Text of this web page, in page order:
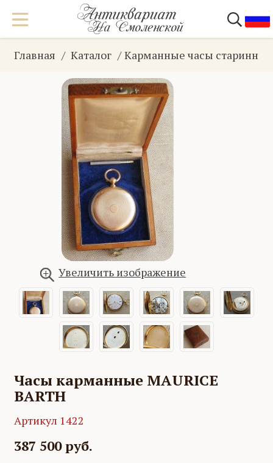
Главная Каталог Карманные часы старинные
Увеличить изображение
Часы карманные MAURICE
BARTH
Артикул 1422
387 500 руб.